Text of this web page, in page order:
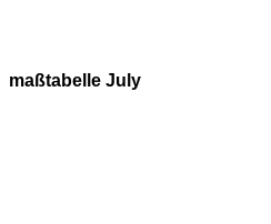
maßtabelle July